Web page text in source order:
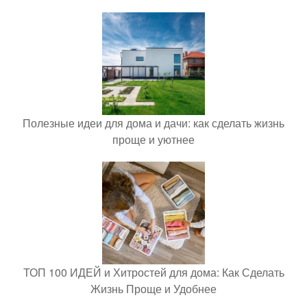
Полезные идеи для дома и дачи: как сделать жизнь
проще и уютнее
ТОП 100 ИДЕЙ и Хитростей для дома: Как Сделать
Жизнь Проще и Удобнее